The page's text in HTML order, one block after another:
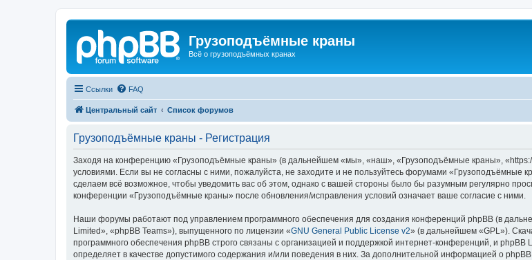
Грузоподъёмные краны
Всё о грузоподъёмных кранах
Ссылки FAQ
Центральный сайт Список форумов
Грузоподъёмные краны - Регистрация
Заходя на конференцию «Грузоподъёмные краны» (в дальнейшем «мы», «наш», «Грузоподъёмные краны»,
условиями. Если вы не согласны с ними, пожалуйста, не заходите и не пользуйтесь форумами «Грузоподъёмные
сделаем всё возможное, чтобы уведомить вас об этом, однако с вашей стороны было бы разумным регулярно
конференции «Грузоподъёмные краны» после обновления/исправления условий означает ваше согласие с ними.
Наши форумы работают под управлением программного обеспечения для создания конференций phpBB (в
Limited», «phpBB Teams»), выпущенного по лицензии «GNU General Public License v2» (в дальнейшем «GPL»).
программного обеспечения phpBB строго связаны с организацией и поддержкой интернет-конференций, и
определяет в качестве допустимого содержания и/или поведения в них. За дополнительной информацией о